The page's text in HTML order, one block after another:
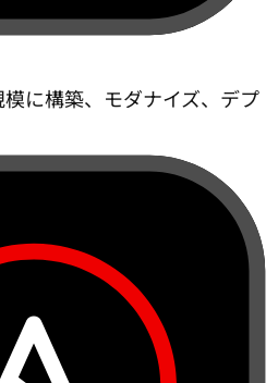
に構築、モダナイズ、デプ